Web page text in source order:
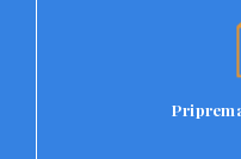
Prvi korak u našem
dokumentacije.
dokumenta, kao i